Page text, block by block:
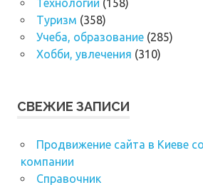
Технологии (158)
Туризм (358)
Учеба, образование(285)
Хобби, увлечения (310)
СВЕЖИЕ ЗАПИСИ
Продвижение сайта в Киеве
компании
Справочник